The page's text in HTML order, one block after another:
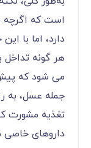
است که اگرچه
دارد، اما با
هر گونه تداخل
می شود که
جمله عسل، به
تغذیه مشورت
داروهای خاصی